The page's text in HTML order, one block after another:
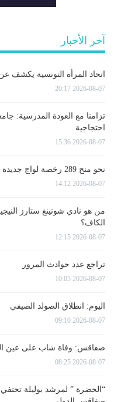
آخر الأخبار
اتحاد المرأة التونسية يكشف
2026-08-07 20:17
تزامنا مع العودة المدرسية:
احتجاجية
2026-08-07 15:36
نحو منح 289 رخصة لواج جديدة بولاية صفاقس
2026-08-07 14:12
من هو نادي شوتينغ ستارز
الكاف؟
2026-08-07 12:15
تراجع عدد حوادث المرور
2026-08-07 10:05
اليوم: انطلاق الصولد الصيفي
2026-08-07 09:10
صفاقس: وفاة شاب على عين
2026-08-07 08:25
“الحضرة ” لمرشد بوليلة